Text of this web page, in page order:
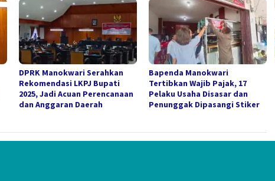
DPRK Manokwari Serahkan
Rekomendasi LKPJ Bupati
2025, Jadi Acuan Perencanaan
dan Anggaran Daerah
Bapenda Manokwari
Tertibkan Wajib Pajak, 17
Pelaku Usaha Disasar dan
Penunggak Dipasangi Stiker